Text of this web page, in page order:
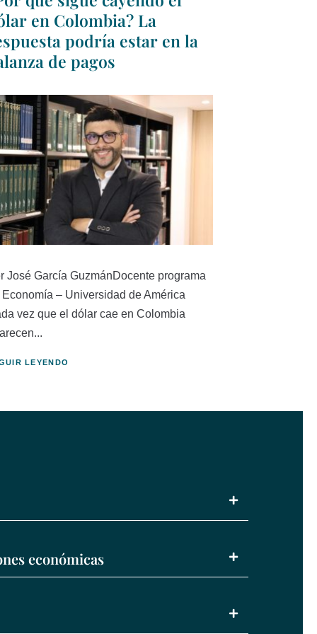
en Colombia? La
podría estar en la
de pagos
José García GuzmánDocente programa
Economía – Universidad de América
vez que el dólar cae en Colombia
LEYENDO
económicas